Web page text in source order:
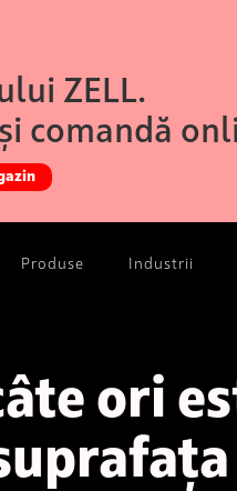
ZELL.
comandă
Produse Industrii
ori